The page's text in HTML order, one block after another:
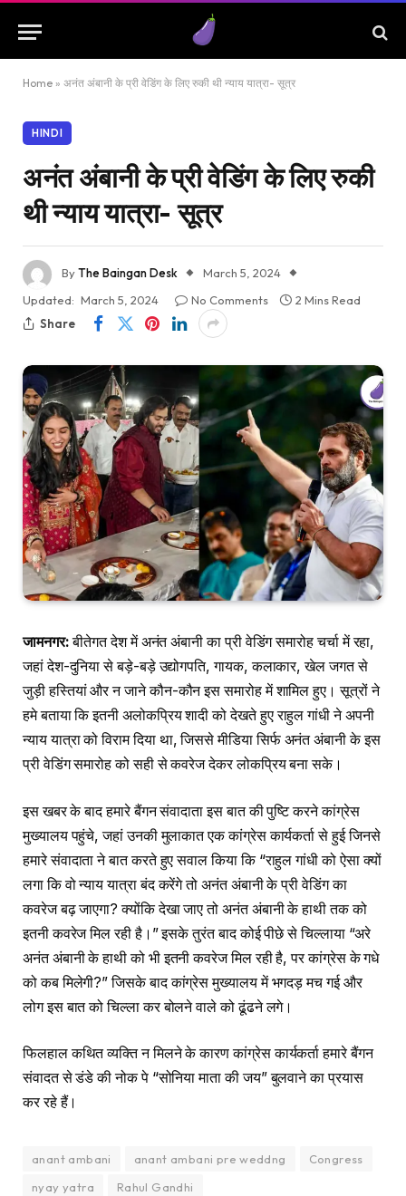
Home » अनंत अंबानी के प्री वेडिंग के लिए रुकी थी न्याय यात्रा- सूत्र
HINDI
अनंत अंबानी के प्री वेडिंग के लिए रुकी
थी न्याय यात्रा- सूत्र
ByThe Baingan Desk
March 5, 2024
Updated: March 5, 2024 No Comments
2 Mins Read
Share
जामनगर:बीतेगत देश में अनंत अंबानी का प्री वेडिंग समारोह चर्चा में रहा,
जहां देश-दुनिया से बड़े-बड़े उद्योगपति, गायक, कलाकार, खेल जगत से
जुड़ी हस्तियां और न जाने कौन-कौन इस समारोह में शामिल हुए। सूत्रों ने
हमे बताया कि इतनी अलोकप्रिय शादी को देखते हुए राहुल गांधी ने अपनी
न्याय यात्रा को विराम दिया था, जिससे मीडिया सिर्फ अनंत अंबानी के इस
प्री वेडिंग समारोह को सही से कवरेज देकर लोकप्रिय बना सके।
इस खबर के बाद हमारे बैंगन संवादाता इस बात की पुष्टि करने कांग्रेस
मुख्यालय पहुंचे, जहां उनकी मुलाकात एक कांग्रेस कार्यकर्ता से हुई जिनसे
हमारे संवादाता ने बात करते हुए सवाल किया कि “राहुल गांधी को ऐसा क्यों
लगा कि वो न्याय यात्रा बंद करेंगे तो अनंत अंबानी के प्री वेडिंग का
कवरेज बढ़ जाएगा? क्योंकि देखा जाए तो अनंत अंबानी के हाथी तक को
इतनी कवरेज मिल रही है।” इसके तुरंत बाद कोई पीछे से चिल्लाया “अरे
अनंत अंबानी के हाथी को भी इतनी कवरेज मिल रही है, पर कांग्रेस के गधे
को कब मिलेगी?” जिसके बाद कांग्रेस मुख्यालय में भगदड़ मच गई और
लोग इस बात को चिल्ला कर बोलने वाले को ढूंढने लगे।
फिलहाल कथित व्यक्ति न मिलने के कारण कांग्रेस कार्यकर्ता हमारे बैंगन
संवादत से डंडे की नोक पे “सोनिया माता की जय” बुलवाने का प्रयास
कर रहे हैं।
anant ambani anant ambani pre weddng
Congress
nyay yatra
Rahul Gandhi